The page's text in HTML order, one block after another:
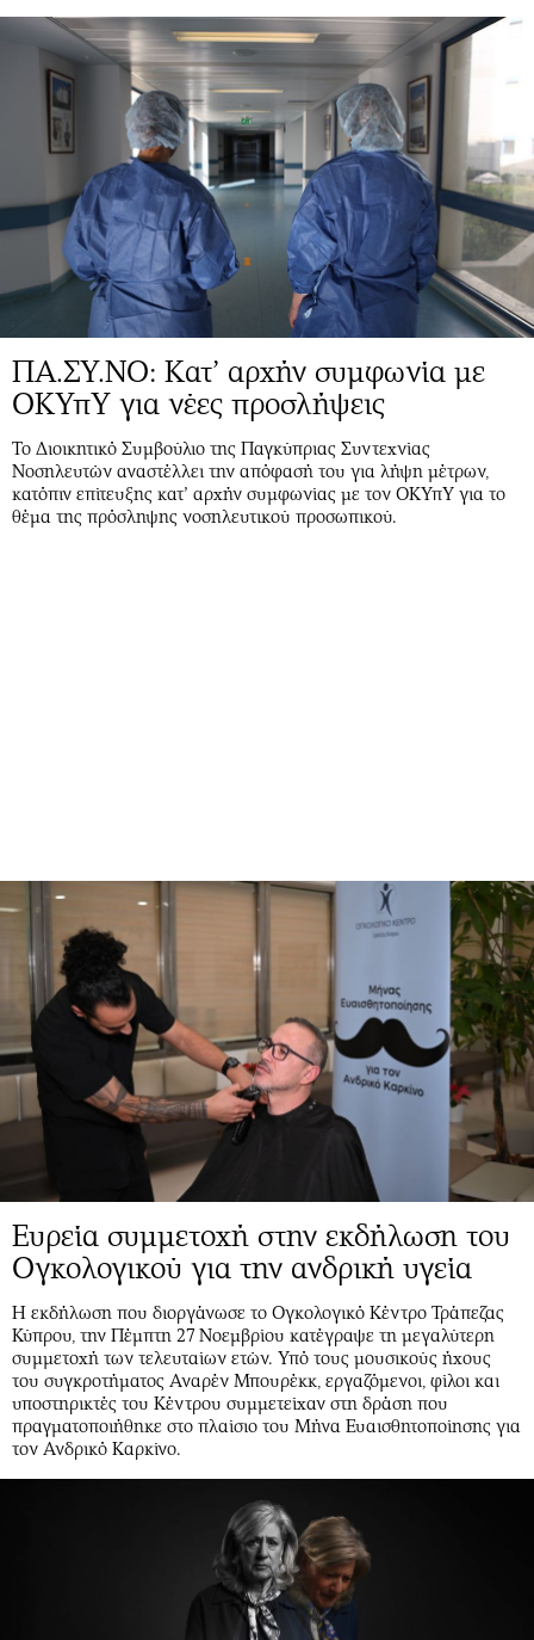
ΠΑ.ΣΥ.ΝΟ: Κατ’ αρχήν συμφωνία με
ΟΚΥπΥ για νέες προσλήψεις
Το Διοικητικό Συμβούλιο της Παγκύπριας Συντεχνίας
Νοσηλευτών αναστέλλει την απόφασή του για λήψη μέτρων,
κατόπιν επίτευξης κατ’ αρχήν συμφωνίας με τον ΟΚΥπΥ για το
θέμα της πρόσληψης νοσηλευτικού προσωπικού.
Ευρεία συμμετοχή στην εκδήλωση του
Ογκολογικού για την ανδρική υγεία
Η εκδήλωση που διοργάνωσε το Ογκολογικό Κέντρο Τράπεζας
Κύπρου, την Πέμπτη 27 Νοεμβρίου κατέγραψε τη μεγαλύτερη
συμμετοχή των τελευταίων ετών. Υπό τους μουσικούς ήχους
του συγκροτήματος Αναρέν Μπουρέκκ, εργαζόμενοι, φίλοι και
υποστηρικτές του Κέντρου συμμετείχαν στη δράση που
πραγματοποιήθηκε στο πλαίσιο του Μήνα Ευαισθητοποίησης για
τον Ανδρικό Καρκίνο.